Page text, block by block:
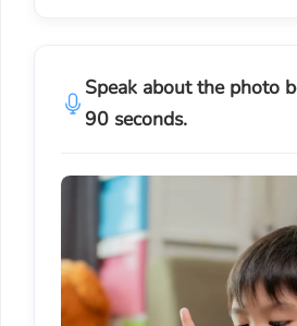
Speak about the photo
90 seconds.